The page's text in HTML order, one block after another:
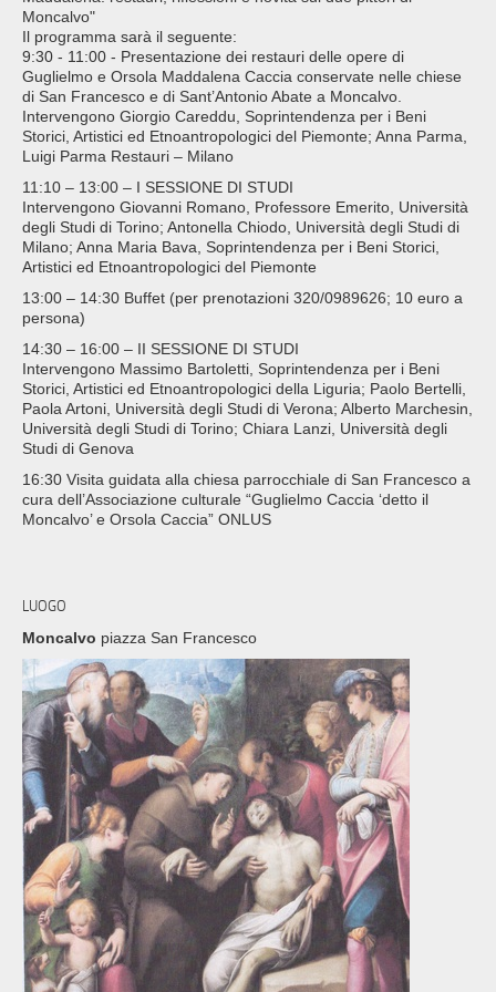
Moncalvo"
Il programma sarà il seguente:
9:30 - 11:00 - Presentazione dei restauri delle opere di
Guglielmo e Orsola Maddalena Caccia conservate nelle chiese
di San Francesco e di Sant’Antonio Abate a Moncalvo.
Intervengono Giorgio Careddu, Soprintendenza per i Beni
Storici, Artistici ed Etnoantropologici del Piemonte; Anna Parma,
Luigi Parma Restauri – Milano
11:10 – 13:00 – I SESSIONE DI STUDI
Intervengono Giovanni Romano, Professore Emerito, Università
degli Studi di Torino; Antonella Chiodo, Università degli Studi di
Milano; Anna Maria Bava, Soprintendenza per i Beni Storici,
Artistici ed Etnoantropologici del Piemonte
13:00 – 14:30 Buffet (per prenotazioni 320/0989626; 10 euro a
persona)
14:30 – 16:00 – II SESSIONE DI STUDI
Intervengono Massimo Bartoletti, Soprintendenza per i Beni
Storici, Artistici ed Etnoantropologici della Liguria; Paolo Bertelli,
Paola Artoni, Università degli Studi di Verona; Alberto Marchesin,
Università degli Studi di Torino; Chiara Lanzi, Università degli
Studi di Genova
16:30 Visita guidata alla chiesa parrocchiale di San Francesco a
cura dell’Associazione culturale “Guglielmo Caccia ‘detto il
Moncalvo’ e Orsola Caccia” ONLUS
LUOGO
Moncalvo piazza San Francesco